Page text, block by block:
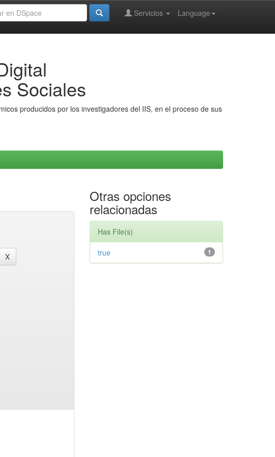
Language
Servicios
Sociales
producidos por los investigadores del IIS, en el proceso de sus
Otras opciones
relacionadas
Has File(s)
1
true